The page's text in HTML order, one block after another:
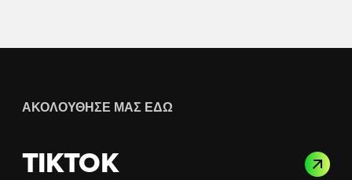
ΑΚΟΛΟΎΘΗΣΈ ΜΑΣ ΕΔΏ
TIKTOK